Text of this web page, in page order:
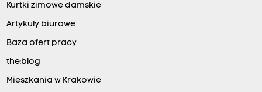
Kurtki zimowe damskie
Artykuły biurowe
Baza ofert pracy
the:blog
Mieszkania w Krakowie